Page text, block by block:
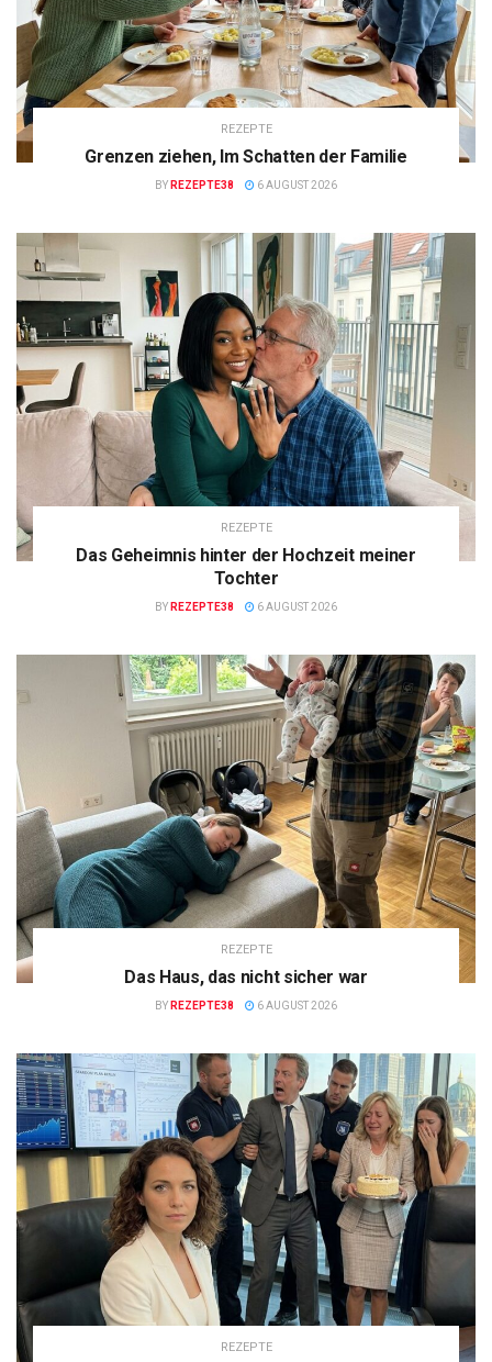
REZEPTE
Grenzen ziehen, Im Schatten der Familie
BY REZEPTE38 6 AUGUST 2026
REZEPTE
Das Geheimnis hinter der Hochzeit meiner
Tochter
BY REZEPTE38 6 AUGUST 2026
REZEPTE
Das Haus, das nicht sicher war
BY REZEPTE38 6 AUGUST 2026
REZEPTE